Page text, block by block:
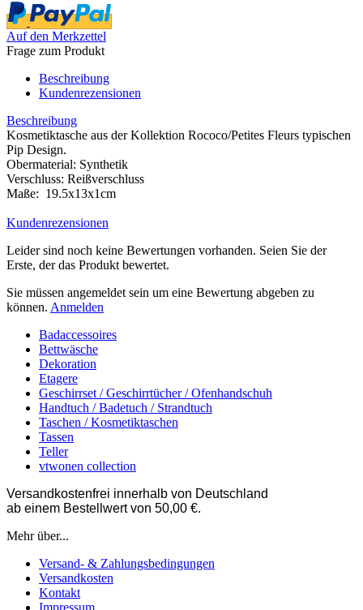
Auf den Merkzettel
Frage zum Produkt
Beschreibung
Kundenrezensionen
Beschreibung
Kosmetiktasche aus der Kollektion Rococo/Petites Fleurs typischen
Pip Design.
Obermaterial: Synthetik
Verschluss: Reißverschluss
Maße: 19.5x13x1cm
Kundenrezensionen
Leider sind noch keine Bewertungen vorhanden. Seien Sie der
Erste, der das Produkt bewertet.
Sie müssen angemeldet sein um eine Bewertung abgeben zu
können. Anmelden
Badaccessoires
Bettwäsche
Dekoration
Etagere
Geschirrset / Geschirrtücher / Ofenhandschuh
Handtuch / Badetuch / Strandtuch
Taschen / Kosmetiktaschen
Tassen
Teller
vtwonen collection
Versandkostenfrei innerhalb von Deutschland
ab einem Bestellwert von 50,00 €.
Mehr über...
Versand- & Zahlungsbedingungen
Versandkosten
Kontakt
Impressum